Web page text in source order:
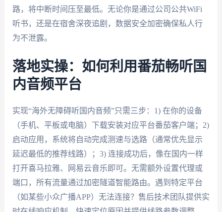
路，将中断时间压至最低。无论你是通过公司公共WiFi
听书，还是在宿舍深夜追剧，数据安全加密确保私人行
为不泄露。
落地实操：如何利用番茄畅听国
内音频平台
实现“海外无障碍听国内音频”只需三步：1) 在你的设备
（手机、平板或电脑）下载安装对应平台番茄客户端；2)
启动应用，系统将自动完成测速与选路（通常优先显示
延迟最低的推荐线路）；3) 连接成功后，像在国内一样
打开喜马拉雅、网易云音乐即可。无需额外设置代理或
端口，所有流量通过加密隧道智能路由。遇到特定平台
（如某些小众广播APP）无法连接？售后技术团队提供实